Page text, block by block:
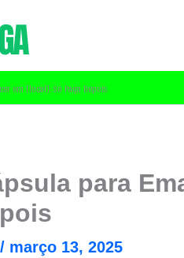
em [local]: Só Paga Depois
para
/ março 13, 2025